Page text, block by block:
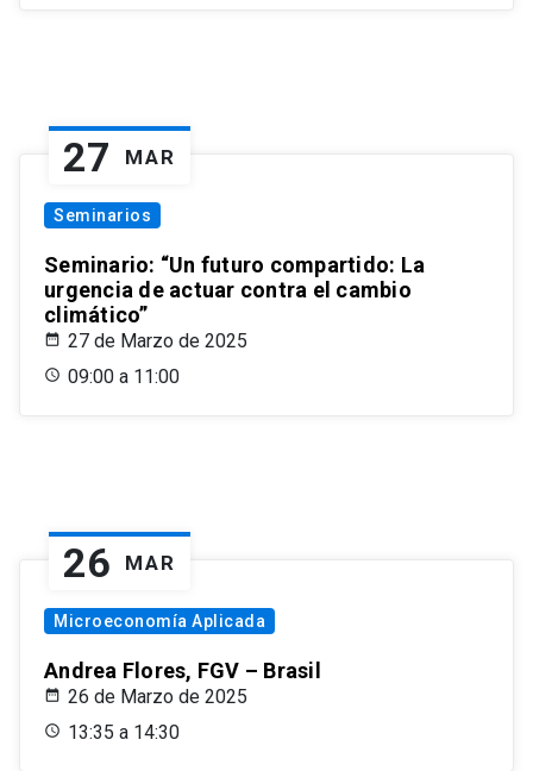
27 MAR
Seminarios
Seminario: “Un futuro compartido: La
urgencia de actuar contra el cambio
climático”
27 de Marzo de 2025
09:00 a 11:00
26 MAR
Microeconomía Aplicada
Andrea Flores, FGV – Brasil
26 de Marzo de 2025
13:35 a 14:30